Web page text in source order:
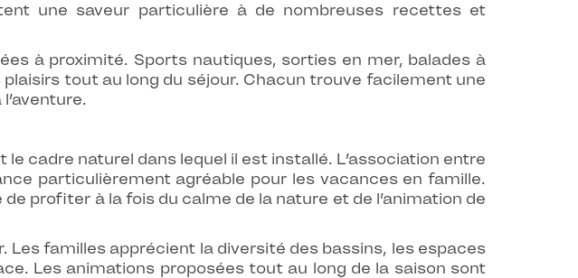
une saveur particulière à de nombreuses recettes et
à proximité. Sports nautiques, sorties en mer, balades à
tout au long du séjour. Chacun trouve facilement une
cadre naturel dans lequel il est installé. L’association entre
particulièrement agréable pour les vacances en famille.
profiter à la fois du calme de la nature et de l’animation de
familles apprécient la diversité des bassins, les espaces
Les animations proposées tout au long de la saison sont